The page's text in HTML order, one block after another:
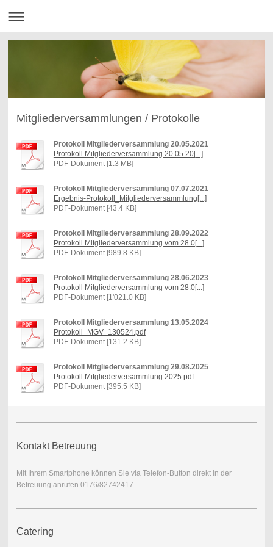
Mitgliederversammlungen / Protokolle
Protokoll Mitgliederversammlung 20.05.2021
Protokoll Mitgliederversammlung 20.05.20[...]
PDF-Dokument [1.3 MB]
Protokoll Mitgliederversammlung 07.07.2021
Ergebnis-Protokoll_Mitgliederversammlung[...]
PDF-Dokument [43.4 KB]
Protokoll Mitgliederversammlung 28.09.2022
Protokoll Mitgliederversammlung vom 28.0[...]
PDF-Dokument [989.8 KB]
Protokoll Mitgliederversammlung 28.06.2023
Protokoll Mitgliederversammlung vom 28.0[...]
PDF-Dokument [1'021.0 KB]
Protokoll Mitgliederversammlung 13.05.2024
Protokoll_MGV_130524.pdf
PDF-Dokument [131.2 KB]
Protokoll Mitgliederversammlung 29.08.2025
Protokoll Mitgliederversammlung 2025.pdf
PDF-Dokument [395.5 KB]
Kontakt Betreuung
Mit Ihrem Smartphone können Sie via Telefon-Button direkt in der
Betreuung anrufen 0176/82742417.
Catering